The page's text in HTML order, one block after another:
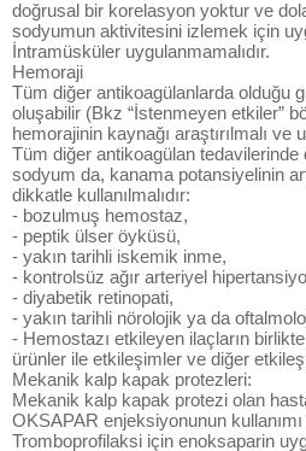
doğrusal bir korelasyon yoktur ve
sodyumun aktivitesini izlemek için
İntramüsküler uygulanmamalıdır.
Hemoraji
Tüm diğer antikoagülanlarda olduğu
oluşabilir (Bkz “İstenmeyen etkiler”
hemorajinin kaynağı araştırılmalı ve
Tüm diğer antikoagülan
sodyum da, kanama potansiyelinin
dikkatle kullanılmalıdır:
- bozulmuş hemostaz,
- peptik ülser öyküsü,
- yakın tarihli iskemik inme,
- kontrolsüz ağır arteriyel
- diyabetik retinopati,
- yakın tarihli nörolojik ya da
- Hemostazı etkileyen ilaçların
ürünler ile etkileşimler ve diğer
Mekanik kalp kapak protezleri:
Mekanik kalp kapak protezi olan
OKSAPAR enjeksiyonunun kullanımı
Tromboprofilaksi için enoksaparin